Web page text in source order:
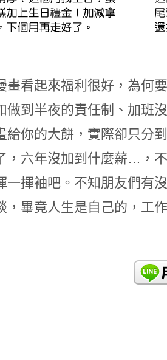
畫看起來福利很好，為何
做到半夜的責任制、加班
給你的大餅，實際卻只分
，六年沒加到什麼薪…，
一揮袖吧。不知朋友們有
，畢竟人生是自己的，工